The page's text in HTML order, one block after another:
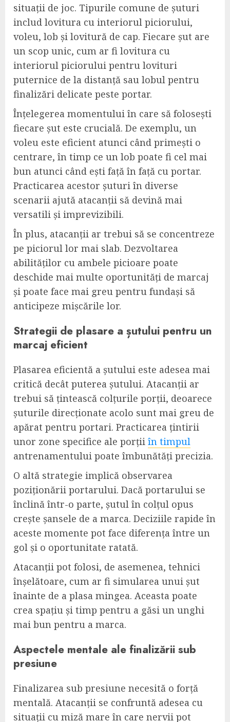
situații de joc. Tipurile comune de șuturi
includ lovitura cu interiorul piciorului,
voleu, lob și lovitură de cap. Fiecare șut are
un scop unic, cum ar fi lovitura cu
interiorul piciorului pentru lovituri
puternice de la distanță sau lobul pentru
finalizări delicate peste portar.
Înțelegerea momentului în care să folosești
fiecare șut este crucială. De exemplu, un
voleu este eficient atunci când primești o
centrare, în timp ce un lob poate fi cel mai
bun atunci când ești față în față cu portar.
Practicarea acestor șuturi în diverse
scenarii ajută atacanții să devină mai
versatili și imprevizibili.
În plus, atacanții ar trebui să se concentreze
pe piciorul lor mai slab. Dezvoltarea
abilităților cu ambele picioare poate
deschide mai multe oportunități de marcaj
și poate face mai greu pentru fundași să
anticipeze mișcările lor.
Strategii de plasare a șutului pentru un
marcaj eficient
Plasarea eficientă a șutului este adesea mai
critică decât puterea șutului. Atacanții ar
trebui să țintească colțurile porții, deoarece
șuturile direcționate acolo sunt mai greu de
apărat pentru portari. Practicarea țintirii
unor zone specifice ale porții în timpul
antrenamentului poate îmbunătăți precizia.
O altă strategie implică observarea
poziționării portarului. Dacă portarului se
înclină într-o parte, șutul în colțul opus
crește șansele de a marca. Deciziile rapide în
aceste momente pot face diferența între un
gol și o oportunitate ratată.
Atacanții pot folosi, de asemenea, tehnici
înșelătoare, cum ar fi simularea unui șut
înainte de a plasa mingea. Aceasta poate
crea spațiu și timp pentru a găsi un unghi
mai bun pentru a marca.
Aspectele mentale ale finalizării sub
presiune
Finalizarea sub presiune necesită o forță
mentală. Atacanții se confruntă adesea cu
situații cu miză mare în care nervii pot